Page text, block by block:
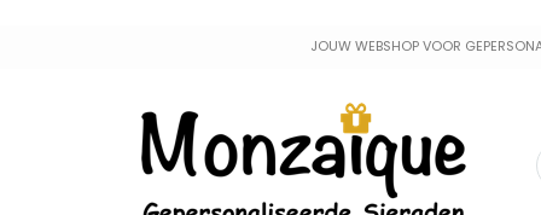
inhoud
JOUW WEBSHOP VOOR